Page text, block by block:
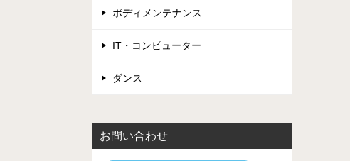
ボディメンテナンス
IT・コンピューター
ダンス
お問い合わせ